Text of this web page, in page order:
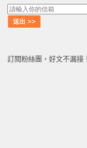
訂閱粉絲團，好文不漏接！